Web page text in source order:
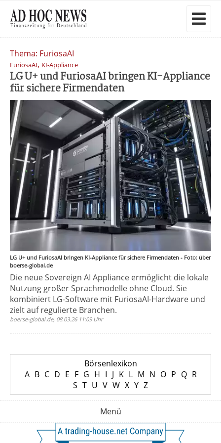
Thema: FuriosaAI
FuriosaAI, KI-Appliance
LG U+ und FuriosaAI bringen KI-Appliance
für sichere Firmendaten
LG U+ und FuriosaAI bringen KI-Appliance für sichere Firmendaten - Foto: über
boerse-global.de
Die neue Sovereign AI Appliance ermöglicht die lokale
Nutzung großer Sprachmodelle ohne Cloud. Sie
kombiniert LG-Software mit FuriosaAI-Hardware und
zielt auf regulierte Branchen.
boerse-global.de, 08.03.26 11:09 Uhr
Börsenlexikon
A B C D E F G H I J K L M N O P Q R
S T U V W X Y Z
Menü